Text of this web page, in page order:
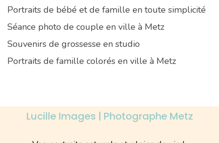
Portraits de bébé et de famille en toute simplicité
Séance photo de couple en ville à Metz
Souvenirs de grossesse en studio
Portraits de famille colorés en ville à Metz
Lucille Images | Photographe Metz